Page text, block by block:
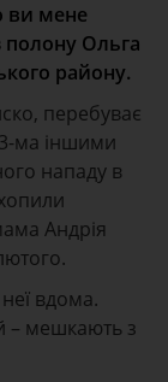
ви мене
полону Ольга
району.
перебуває
ма іншими
нападу в
Андрія
вдома.
– мешкають з